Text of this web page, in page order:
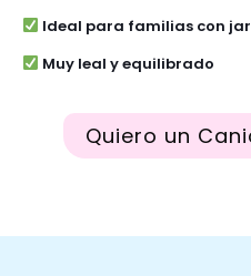
Ideal para familias con
Muy leal y equilibrado
Quiero un